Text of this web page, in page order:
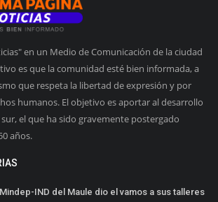
en un Medio de Comunicación de la ciudad
es que la comunidad esté bien informada, a
que respeta la libertad de expresión y por
humanos. El objetivo es aportar al desarrollo
el que ha sido gravemente postergado
años.
Mindep-IND del Maule dio el vamos a sus talleres